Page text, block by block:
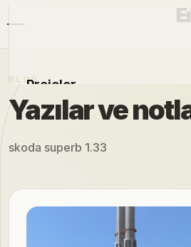
Projeler
Otomobiller
Modlar
Hakkımda
BLOG
Yazılar ve
skoda superb 1.33